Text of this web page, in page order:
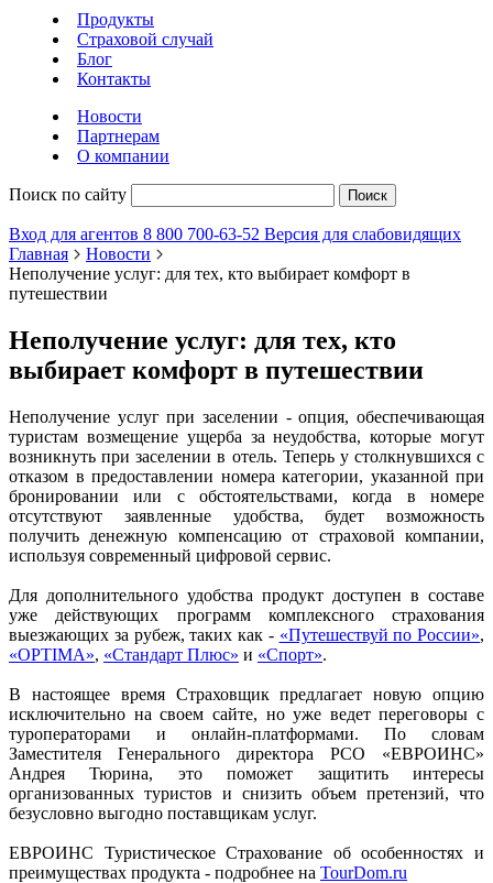
Продукты
Страховой случай
Блог
Контакты
Новости
Партнерам
О компании
Поиск по сайту Поиск
Вход для агентов 8 800 700-63-52 Версия для слабовидящих
Главная
Новости
Неполучение услуг: для тех, кто выбирает комфорт в
путешествии
Неполучение услуг: для тех, кто
выбирает комфорт в путешествии
Неполучение услуг при заселении - опция, обеспечивающая
туристам возмещение ущерба за неудобства, которые могут
возникнуть при заселении в отель. Теперь у столкнувшихся с
отказом в предоставлении номера категории, указанной при
бронировании или с обстоятельствами, когда в номере
отсутствуют заявленные удобства, будет возможность
получить денежную компенсацию от страховой компании,
используя современный цифровой сервис.
Для дополнительного удобства продукт доступен в составе
уже действующих программ комплексного страхования
выезжающих за рубеж, таких как - «Путешествуй по России»,
«OPTIMA», «Стандарт Плюс» и «Спорт».
В настоящее время Страховщик предлагает новую опцию
исключительно на своем сайте, но уже ведет переговоры с
туроператорами и онлайн-платформами. По словам
Заместителя Генерального директора РСО «ЕВРОИНС»
Андрея Тюрина, это поможет защитить интересы
организованных туристов и снизить объем претензий, что
безусловно выгодно поставщикам услуг.
ЕВРОИНС Туристическое Страхование об особенностях и
преимуществах продукта - подробнее на TourDom.ru